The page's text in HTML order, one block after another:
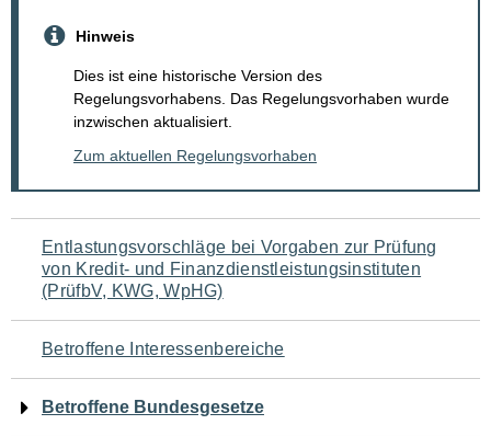
Hinweis
Dies ist eine historische Version des
Regelungsvorhabens. Das Regelungsvorhaben wurde
inzwischen aktualisiert.
Zum aktuellen Regelungsvorhaben
Navigation
für
den
Seiteninhalt
Entlastungsvorschläge bei Vorgaben zur Prüfung
von Kredit- und Finanzdienstleistungsinstituten
(PrüfbV, KWG, WpHG)
Betroffene Interessenbereiche
Betroffene Bundesgesetze